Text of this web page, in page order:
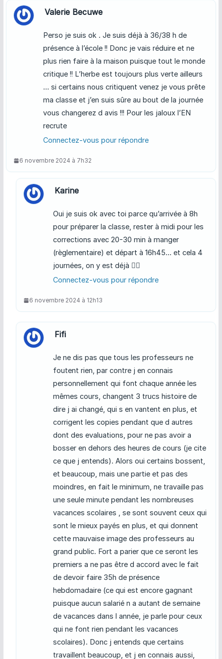
Valerie Becuwe
Perso je suis ok . Je suis déjà à 36/38 h de
présence à l’école !! Donc je vais réduire et ne
plus rien faire à la maison puisque tout le monde
critique !! L’herbe est toujours plus verte ailleurs
… si certains nous critiquent venez je vous prête
ma classe et j’en suis sûre au bout de la journée
vous changerez d avis !!! Pour les jaloux l’EN
recrute
Connectez-vous pour répondre
6 novembre 2024 à 7h32
Karine
Oui je suis ok avec toi parce qu’arrivée à 8h
pour préparer la classe, rester à midi pour les
corrections avec 20-30 min à manger
(règlementaire) et départ à 16h45… et cela 4
journées, on y est déjà 🤦‍♀️
Connectez-vous pour répondre
6 novembre 2024 à 12h13
Fifi
Je ne dis pas que tous les professeurs ne
foutent rien, par contre j en connais
personnellement qui font chaque année les
mêmes cours, changent 3 trucs histoire de
dire j ai changé, qui s en vantent en plus, et
corrigent les copies pendant que d autres
dont des evaluations, pour ne pas avoir a
bosser en dehors des heures de cours (je cite
ce que j entends). Alors oui certains bossent,
et beaucoup, mais une partie et pas des
moindres, en fait le minimum, ne travaille pas
une seule minute pendant les nombreuses
vacances scolaires , se sont souvent ceux qui
sont le mieux payés en plus, et qui donnent
cette mauvaise image des professeurs au
grand public. Fort a parier que ce seront les
premiers a ne pas être d accord avec le fait
de devoir faire 35h de présence
hebdomadaire (ce qui est encore gagnant
puisque aucun salarié n a autant de semaine
de vacances dans l année, je parle pour ceux
qui ne font rien pendant les vacances
scolaires). Donc j entends que certains
travaillent beaucoup, et j en connais aussi,